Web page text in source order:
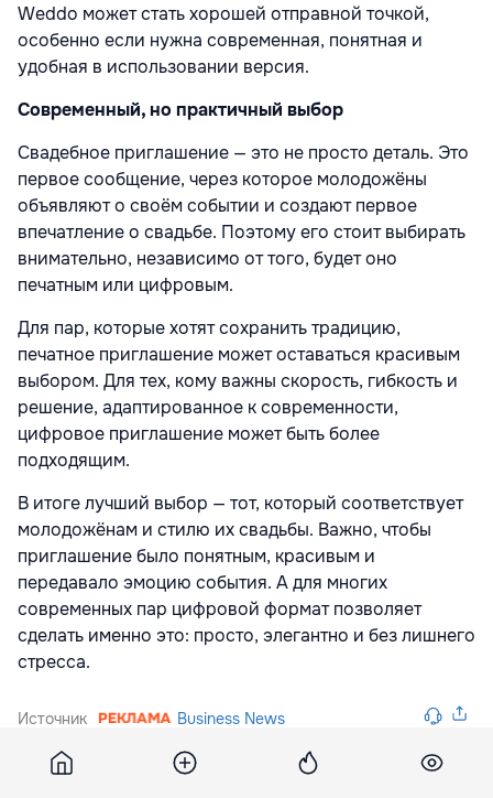
Weddo может стать хорошей отправной точкой,
особенно если нужна современная, понятная и
удобная в использовании версия.
Современный, но практичный выбор
Свадебное приглашение — это не просто деталь. Это
первое сообщение, через которое молодожёны
объявляют о своём событии и создают первое
впечатление о свадьбе. Поэтому его стоит выбирать
внимательно, независимо от того, будет оно
печатным или цифровым.
Для пар, которые хотят сохранить традицию,
печатное приглашение может оставаться красивым
выбором. Для тех, кому важны скорость, гибкость и
решение, адаптированное к современности,
цифровое приглашение может быть более
подходящим.
В итоге лучший выбор — тот, который соответствует
молодожёнам и стилю их свадьбы. Важно, чтобы
приглашение было понятным, красивым и
передавало эмоцию события. А для многих
современных пар цифровой формат позволяет
сделать именно это: просто, элегантно и без лишнего
стресса.
Источник Business News